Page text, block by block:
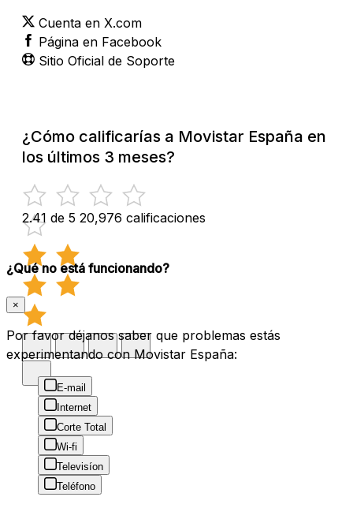
Cuenta en X.com
Página en Facebook
Sitio Oficial de Soporte
¿Cómo calificarías a Movistar España en
los últimos 3 meses?
2.41 de 5 20,976 calificaciones
¿Qué no está funcionando?
×
Por favor déjanos saber que problemas estás
experimentando con Movistar España:
E-mail
Internet
Corte Total
Wi-fi
Televisíon
Teléfono